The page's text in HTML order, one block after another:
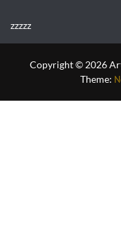
zzzzz
Copyright © 2026
Theme: